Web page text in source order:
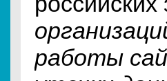
работы